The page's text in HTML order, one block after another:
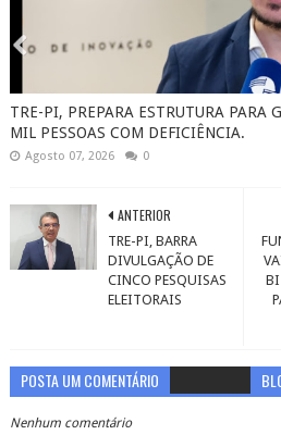
TRE-PI, PREPARA ESTRUTURA PARA
MIL PESSOAS COM DEFICIÊNCIA.
Agosto 07, 2026 0
BI
ANTERIOR
TRE-PI, BARRA
DIVULGAÇÃO DE
CINCO PESQUISAS
ELEITORAIS
POSTA UM COMENTÁRIO
Nenhum comentário